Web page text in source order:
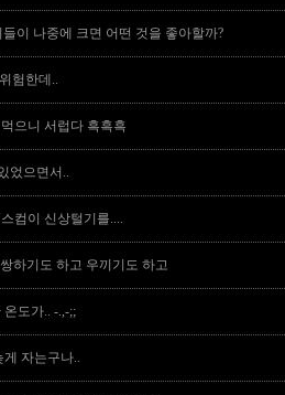
들이 나중에 크면 어떤 것을 좋아할까?
험한데..
으니 서럽다 흑흑흑
었으면서..
컴이 신상털기를....
하기도 하고 우끼기도 하고
온도가.. -.,-;;
게 자는구나..